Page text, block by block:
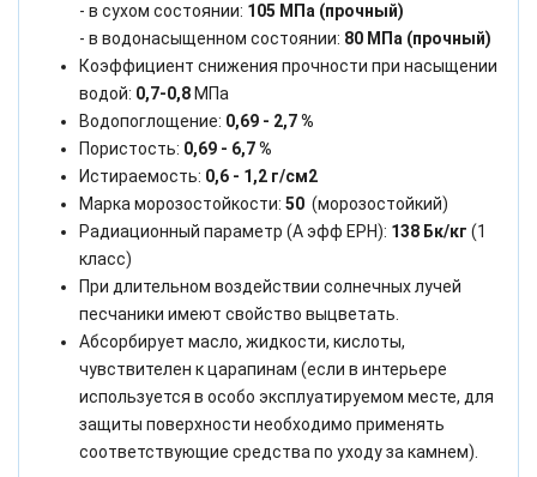
- в сухом состоянии: 105 МПа (прочный)
- в водонасыщенном состоянии: 80 МПа (прочный)
Коэффициент снижения прочности при насыщении
водой: 0,7-0,8 МПа
Водопоглощение: 0,69 - 2,7 %
Пористость: 0,69 - 6,7 %
Истираемость: 0,6 - 1,2 г/см2
Марка морозостойкости: 50 (морозостойкий)
Радиационный параметр (А эфф ЕРН): 138 Бк/кг (1
класс)
При длительном воздействии солнечных лучей
песчаники имеют свойство выцветать.
Абсорбирует масло, жидкости, кислоты,
чувствителен к царапинам (если в интерьере
используется в особо эксплуатируемом месте, для
защиты поверхности необходимо применять
соответствующие средства по уходу за камнем).